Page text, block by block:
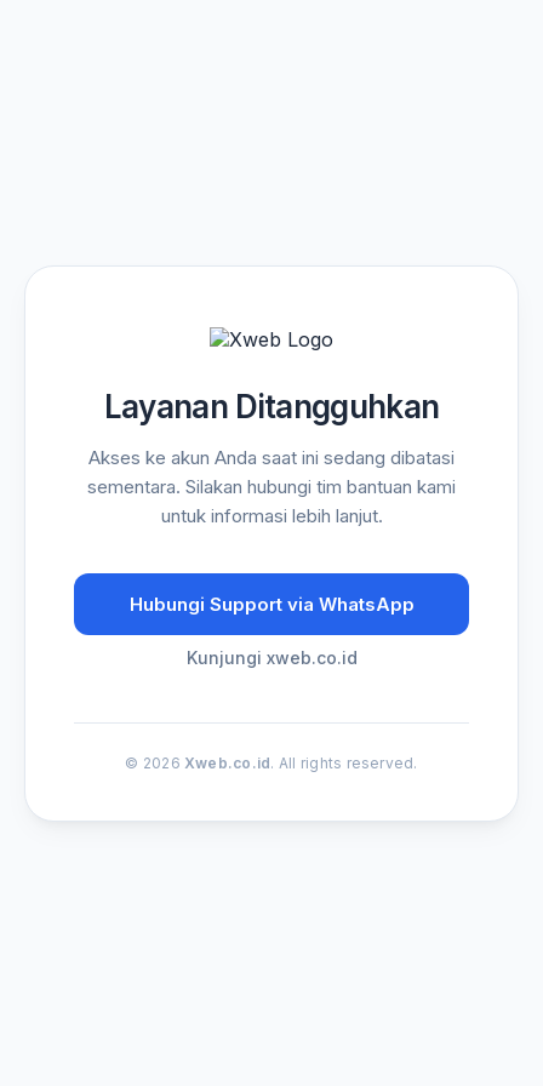
Layanan Ditangguhkan
Akses ke akun Anda saat ini sedang dibatasi
sementara. Silakan hubungi tim bantuan kami
untuk informasi lebih lanjut.
Hubungi Support via WhatsApp
Kunjungi xweb.co.id
© 2026 Xweb.co.id. All rights reserved.